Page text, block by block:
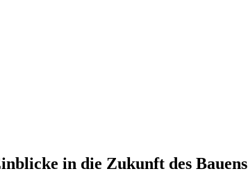
in die Zukunft des Bauens